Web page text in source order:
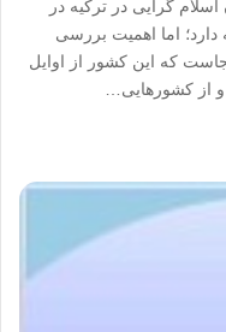
گرایی در ترکیه در
اما اهمیت بررسی
که این کشور از اوایل
از کشورهایی…